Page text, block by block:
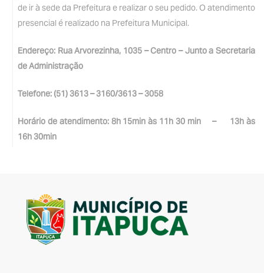
de ir à sede da Prefeitura e realizar o seu pedido. O atendimento
presencial é realizado na Prefeitura Municipal.
Endereço: Rua Arvorezinha, 1035 – Centro – Junto a Secretaria
de Administração
Telefone: (51) 3613 – 3160/3613 – 3058
Horário de atendimento: 8h 15min às 11h 30 min – 13h às
16h 30min